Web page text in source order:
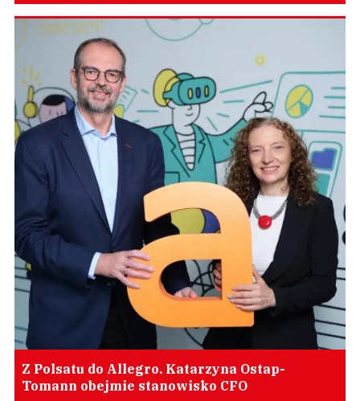
Z Polsatu do Allegro. Katarzyna Ostap-
Tomann obejmie stanowisko CFO